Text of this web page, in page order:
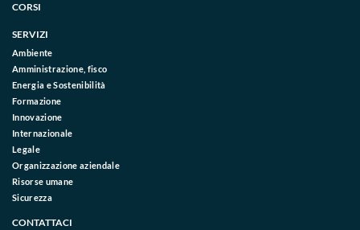
CORSI
SERVIZI
Ambiente
Amministrazione, fisco
Energia e Sostenibilità
Formazione
Innovazione
Internazionale
Legale
Organizzazione aziendale
Risorse umane
Sicurezza
CONTATTACI